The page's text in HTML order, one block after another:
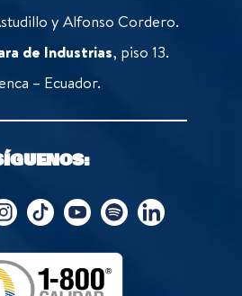
y Alfonso Cordero.
de Industrias, piso 13.
– Ecuador.